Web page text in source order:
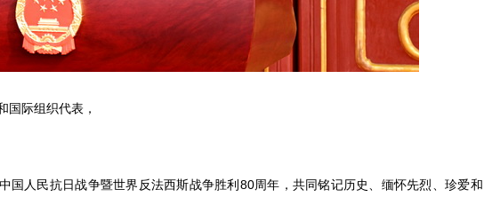
国际组织代表，
国人民抗日战争暨世界反法西斯战争胜利80周年，共同铭记历史、缅怀先烈、珍爱和